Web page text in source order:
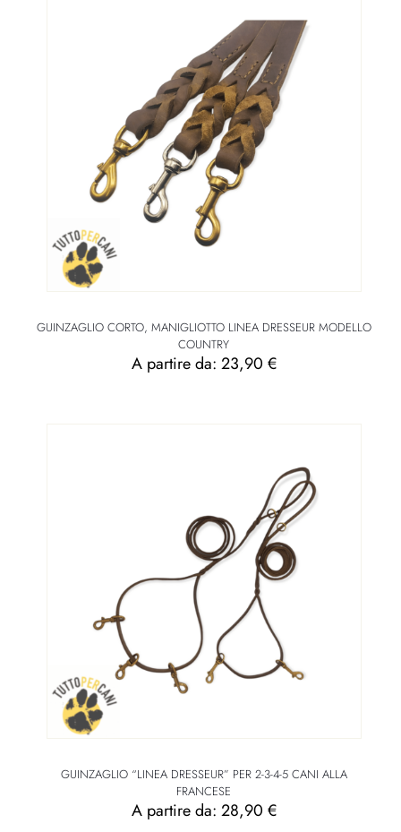
GUINZAGLIO CORTO, MANIGLIOTTO LINEA DRESSEUR MODELLO
COUNTRY
A partire da: 23,90 €
GUINZAGLIO “LINEA DRESSEUR” PER 2-3-4-5 CANI ALLA
FRANCESE
A partire da: 28,90 €